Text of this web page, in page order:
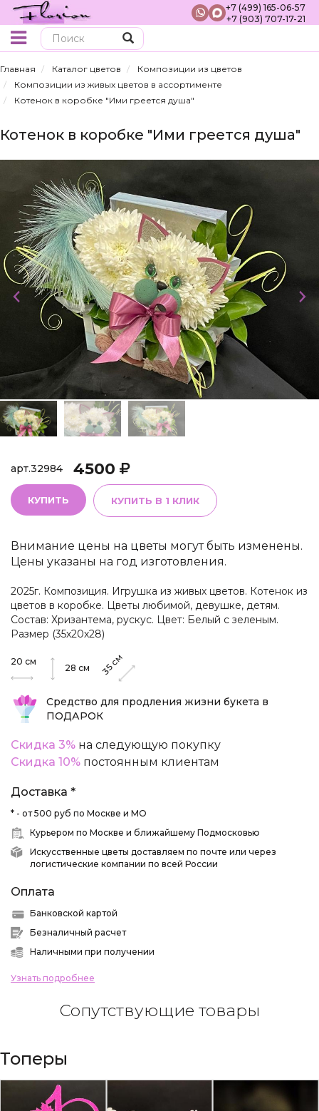
+7 (499) 165-06-57
+7 (903) 707-17-21
Главная Каталог цветов
Композиции из цветов
Композиции из живых цветов в ассортименте
Котенок в коробке "Ими греется душа"
Котенок в коробке "Ими греется душа"
арт.32984 4500
КУПИТЬ КУПИТЬ В 1 КЛИК
Внимание цены на цветы могут быть изменены.
Цены указаны на год изготовления.
2025г. Композиция. Игрушка из живых цветов. Котенок из
цветов в коробке. Цветы любимой, девушке, детям.
Состав: Хризантема, рускус. Цвет: Белый с зеленым.
Размер (35х20х28)
20 см
28 см 35см
Средство для продления жизни букета в
ПОДАРОК
Скидка 3% на следующую покупку
Скидка 10% постоянным клиентам
Доставка *
* - от 500 руб по Москве и МО
Курьером по Москве и ближайшему Подмосковью
Искусственные цветы доставляем по почте или через
логистические компании по всей России
Оплата
Банковской картой
Безналичный расчет
Наличными при получении
Узнать подробнее
Сопутствующие товары
Топеры